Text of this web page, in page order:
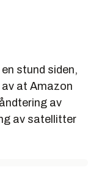
stund siden,
at Amazon
av
av satellitter